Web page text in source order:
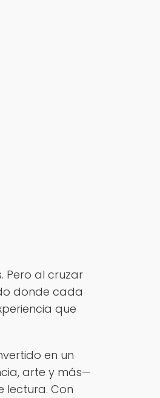
Pero al cruzar
donde cada
que
en un
arte y más—
lectura. Con